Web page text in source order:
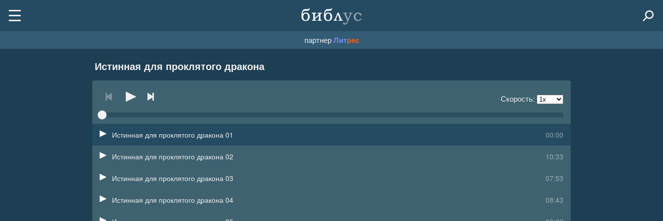
партнерЛитрес
Истинная для проклятого дракона
Скорость:
00:00
Истинная для проклятого дракона 01
10:33
Истинная для проклятого дракона 02
07:53
Истинная для проклятого дракона 03
08:43
Истинная для проклятого дракона 04